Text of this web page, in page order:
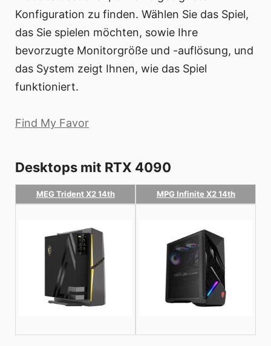
Konfiguration zu finden. Wählen Sie das Spiel,
das Sie spielen möchten, sowie Ihre
bevorzugte Monitorgröße und -auflösung, und
das System zeigt Ihnen, wie das Spiel
funktioniert.
Find My Favor
Desktops mit RTX 4090
MEG Trident X2 14th MPG Infinite X2 14th